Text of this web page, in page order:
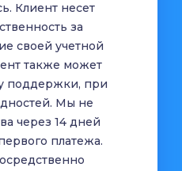
Клиент несет
за
своей учетной
также может
поддержки, при
Мы не
через 14 дней
платежа.